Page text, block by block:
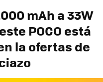
mAh a 33W
POCO está
la ofertas de